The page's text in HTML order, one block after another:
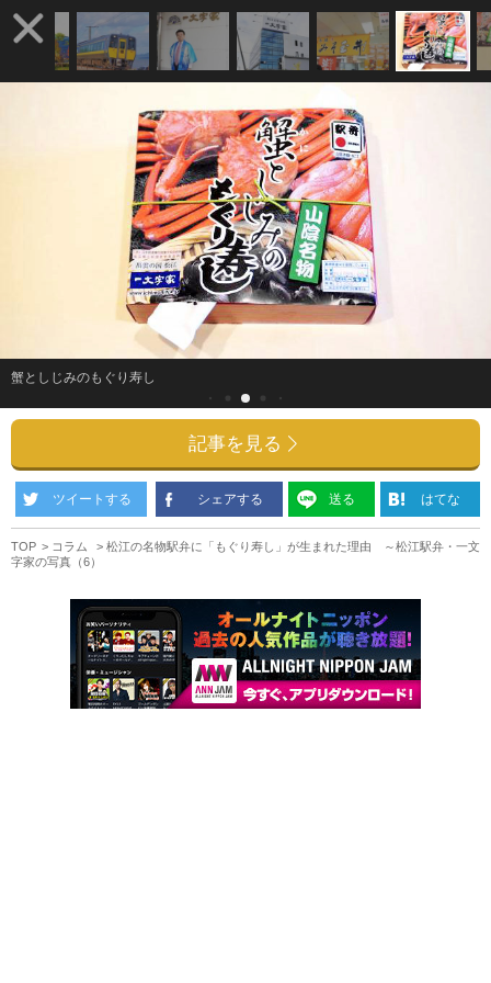
蟹としじみのもぐり寿し
記事を見る
ツイートする シェアする 送る はてな
TOP コラム
松江の名物駅弁に「もぐり寿し」が生まれた理由 ～松江駅弁・一文
字家の写真（6）